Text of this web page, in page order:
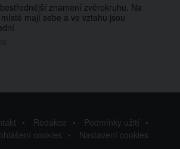
znamení zvěrokruhu. Na
mají sebe a ve vztahu jsou
Redakce
Podmínky užití
cookies
Nastavení cookies